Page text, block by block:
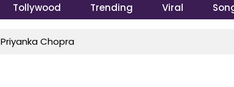
Tollywood Trending Viral
Priyanka Chopra